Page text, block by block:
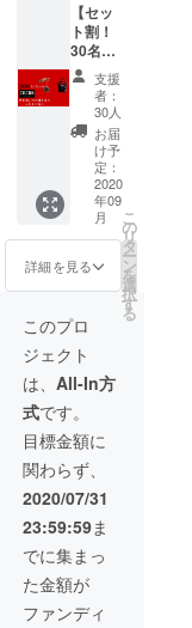
【セッ
ト割！
30名様
限定】
エコ
バック
CECOB
（セコ
ビー）
✖︎ 2
支援
者：
30人
お届
け予
定：
2020
年09
月
詳細を見る
こ
の
リ
タ
ー
ン
を
選
択
す
る
このプロ
ジェクト
は、 All-In方
式です。
目標金額に
関わらず、
2020/07/31
23:59:59ま
でに集まっ
た金額が
ファンディ